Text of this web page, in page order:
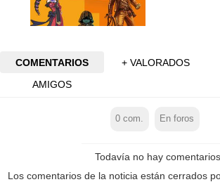
COMENTARIOS
+ VALORADOS
AMIGOS
0 com. En foros
Todavía no hay comentarios
Los comentarios de la noticia están cerrados